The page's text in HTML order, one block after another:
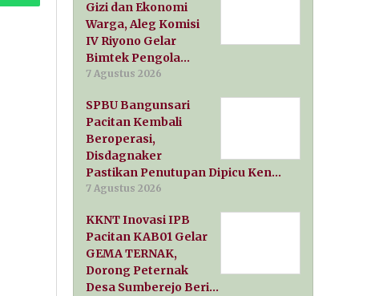
Gizi dan Ekonomi
Warga, Aleg Komisi
IV Riyono Gelar
Bimtek Pengola…
7 Agustus 2026
SPBU Bangunsari
Pacitan Kembali
Beroperasi,
Disdagnaker
Pastikan Penutupan Dipicu Ken…
7 Agustus 2026
KKNT Inovasi IPB
Pacitan KAB01 Gelar
GEMA TERNAK,
Dorong Peternak
Desa Sumberejo Beri…